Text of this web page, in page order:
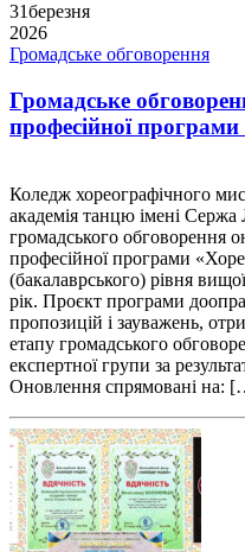
31березня
2026
Громадське обговорення
Громадське
професійної
Коледж хореографічного
академія танцю імені
громадського обговорення
професійної програми
(бакалаврського) рівня
рік. Проєкт програми
пропозицій і зауважень,
етапу громадського
експертної групи за
Оновлення спрямовані на: